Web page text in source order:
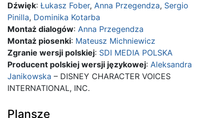
Dźwięk: Łukasz Fober, Anna Przegendza, Sergio
Pinilla, Dominika Kotarba
Montaż dialogów: Anna Przegendza
Montaż piosenki: Mateusz Michniewicz
Zgranie wersji polskiej: SDI MEDIA POLSKA
Producent polskiej wersji językowej: Aleksandra
Janikowska – DISNEY CHARACTER VOICES
INTERNATIONAL, INC.
Plansze